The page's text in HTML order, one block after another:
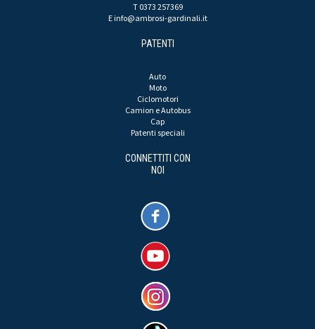
T 0373 257369
E info@ambrosi-gardinali.it
PATENTI
Auto
Moto
Ciclomotori
Camion e Autobus
Cap
Patenti speciali
CONNETTITI CON
NOI